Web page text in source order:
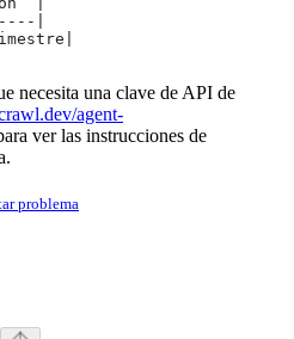
|
necesita una clave de API de
agent-
ver las instrucciones de
problema